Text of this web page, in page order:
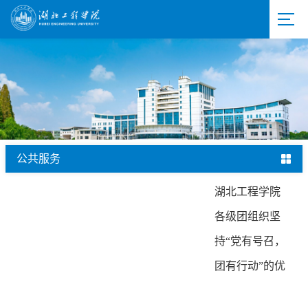
公共服务
湖北工程学院
各级团组织坚
持“党有号召，
团有行动”的优